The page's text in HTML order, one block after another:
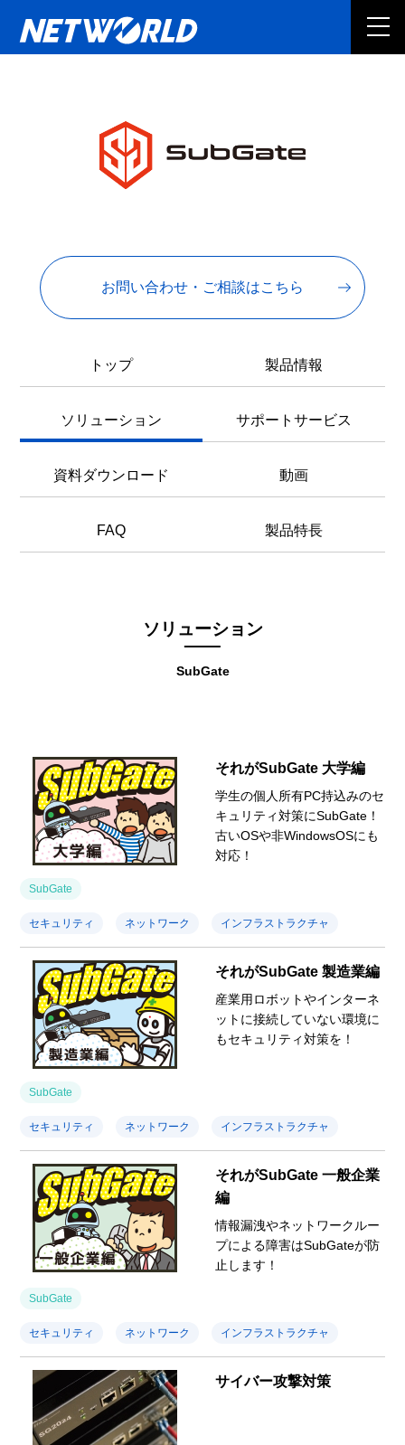
お問い合わせ・ご相談はこちら
トップ 製品情報
ソリューション サポートサービス
資料ダウンロード 動画
FAQ 製品特長
SubGate
ソリューション
それがSubGate 大学編
学生の個人所有PC持込みのセ
キュリティ対策にSubGate！
古いOSや非WindowsOSにも
対応！
SubGate
セキュリティ ネットワーク インフラストラクチャ
それがSubGate 製造業編
産業用ロボットやインターネ
ットに接続していない環境に
もセキュリティ対策を！
SubGate
セキュリティ ネットワーク インフラストラクチャ
それがSubGate 一般企業
編
情報漏洩やネットワークルー
プによる障害はSubGateが防
止します！
SubGate
セキュリティ ネットワーク インフラストラクチャ
サイバー攻撃対策